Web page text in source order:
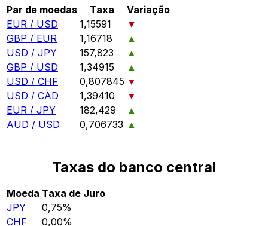
Par de moedas Taxa
Variação
EUR / USD
1,15591
▼
GBP / EUR
1,16718
▲
USD / JPY
157,823
▲
GBP / USD
1,34915
▲
USD / CHF
0,807845 ▼
USD / CAD
1,39410
▼
EUR / JPY
182,429
▲
AUD / USD
0,706733 ▲
Taxas do banco central
Moeda Taxa de Juro
JPY
0,75%
CHF
0,00%